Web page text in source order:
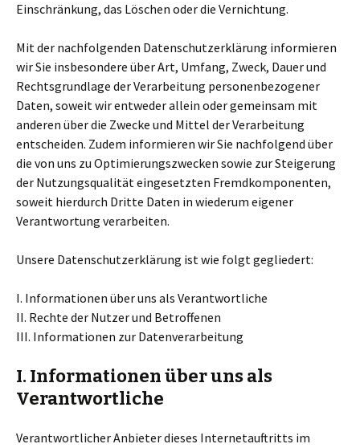
Einschränkung, das Löschen oder die Vernichtung.
Mit der nachfolgenden Datenschutzerklärung informieren
wir Sie insbesondere über Art, Umfang, Zweck, Dauer und
Rechtsgrundlage der Verarbeitung personenbezogener
Daten, soweit wir entweder allein oder gemeinsam mit
anderen über die Zwecke und Mittel der Verarbeitung
entscheiden. Zudem informieren wir Sie nachfolgend über
die von uns zu Optimierungszwecken sowie zur Steigerung
der Nutzungsqualität eingesetzten Fremdkomponenten,
soweit hierdurch Dritte Daten in wiederum eigener
Verantwortung verarbeiten.
Unsere Datenschutzerklärung ist wie folgt gegliedert:
I. Informationen über uns als Verantwortliche
II. Rechte der Nutzer und Betroffenen
III. Informationen zur Datenverarbeitung
I. Informationen über uns als
Verantwortliche
Verantwortlicher Anbieter dieses Internetauftritts im